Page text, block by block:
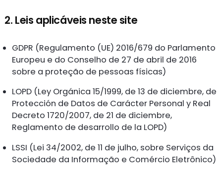
2. Leis aplicáveis neste site
GDPR (Regulamento (UE) 2016/679 do Parlamento
Europeu e do Conselho de 27 de abril de 2016
sobre a proteção de pessoas físicas)
LOPD (Ley Orgánica 15/1999, de 13 de diciembre, de
Protección de Datos de Carácter Personal y Real
Decreto 1720/2007, de 21 de diciembre,
Reglamento de desarrollo de la LOPD)
LSSI (Lei 34/2002, de 11 de julho, sobre Serviços da
Sociedade da Informação e Comércio Eletrônico)